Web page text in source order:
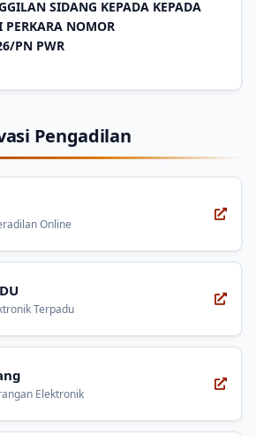
SIDANG KEPADA KEPADA
PERKARA NOMOR
PN PWR
Pengadilan
Online
Terpadu
Elektronik